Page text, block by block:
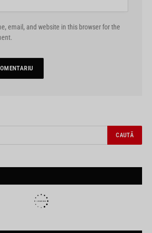
email, and website in this browser for the